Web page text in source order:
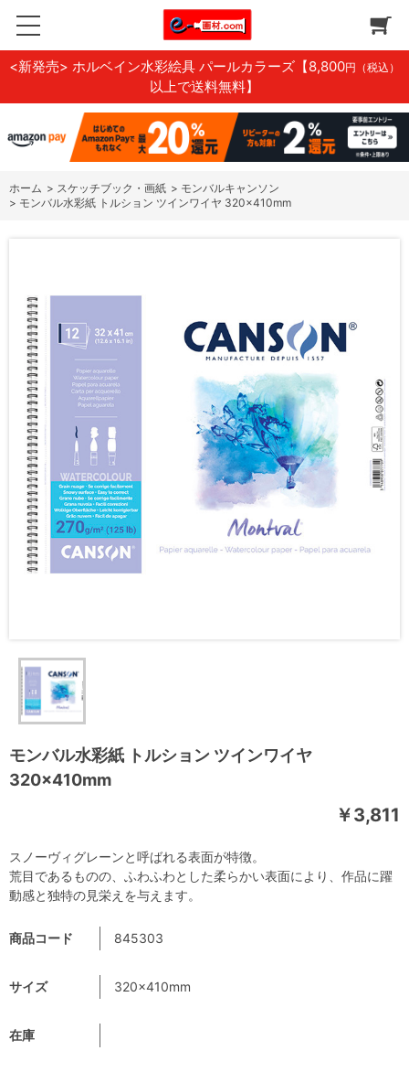
<新発売> ホルベイン水彩絵具 パールカラーズ 【8,800円（税込）
以上で送料無料】
ホーム > スケッチブック・画紙 > モンバルキャンソン
> モンバル水彩紙 トルション ツインワイヤ 320×410mm
モンバル水彩紙 トルション ツインワイヤ
320×410mm
￥3,811
商品コード 845303
サイズ 320×410mm
在庫
スノーヴィグレーンと呼ばれる表面が特徴。
荒目であるものの、ふわふわとした柔らかい表面により、作品に躍
動感と独特の見栄えを与えます。